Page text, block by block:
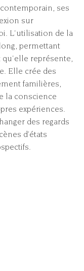
ses
sur
L'utilisation de la
permettant
qu'elle représente,
Elle crée des
familières,
la conscience
expériences.
des regards
d’états